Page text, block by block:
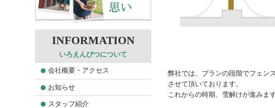
弊社では、プランの段階でフェン
させて頂いております。
これからの時期、雪解けが進みま
いろえんぴつについて
会社概要・アクセス
お知らせ
スタッフ紹介